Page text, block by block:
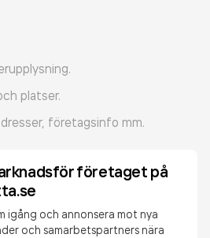
platser.
företagsinfo mm.
företaget på
igång och annonsera mot nya
och samarbetspartners nära